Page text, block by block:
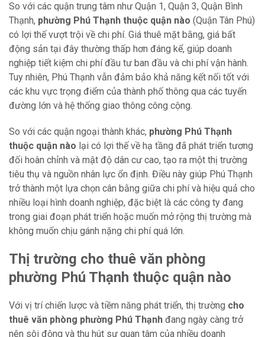
So với các quận trung tâm như Quận 1, Quận 3, Quận Bình
Thạnh, phường Phú Thạnh thuộc quận nào (Quận Tân Phú)
có lợi thế vượt trội về chi phí. Giá thuê mặt bằng, giá bất
động sản tại đây thường thấp hơn đáng kể, giúp doanh
nghiệp tiết kiệm chi phí đầu tư ban đầu và chi phí vận hành.
Tuy nhiên, Phú Thạnh vẫn đảm bảo khả năng kết nối tốt với
các khu vực trọng điểm của thành phố thông qua các tuyến
đường lớn và hệ thống giao thông công cộng.
So với các quận ngoại thành khác, phường Phú Thạnh
thuộc quận nào lại có lợi thế về hạ tầng đã phát triển tương
đối hoàn chỉnh và mật độ dân cư cao, tạo ra một thị trường
tiêu thụ và nguồn nhân lực ổn định. Điều này giúp Phú Thạnh
trở thành một lựa chọn cân bằng giữa chi phí và hiệu quả cho
nhiều loại hình doanh nghiệp, đặc biệt là các công ty đang
trong giai đoạn phát triển hoặc muốn mở rộng thị trường mà
không muốn chịu gánh nặng chi phí quá lớn.
Thị trường cho thuê văn phòng
phường Phú Thạnh thuộc quận nào
Với vị trí chiến lược và tiềm năng phát triển, thị trường cho
thuê văn phòng phường Phú Thạnh đang ngày càng trở
nên sôi động và thu hút sự quan tâm của nhiều doanh